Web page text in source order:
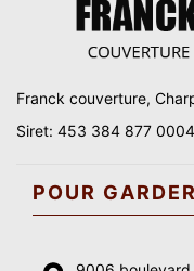
Franck couverture,
Siret: 453 384 877
POUR